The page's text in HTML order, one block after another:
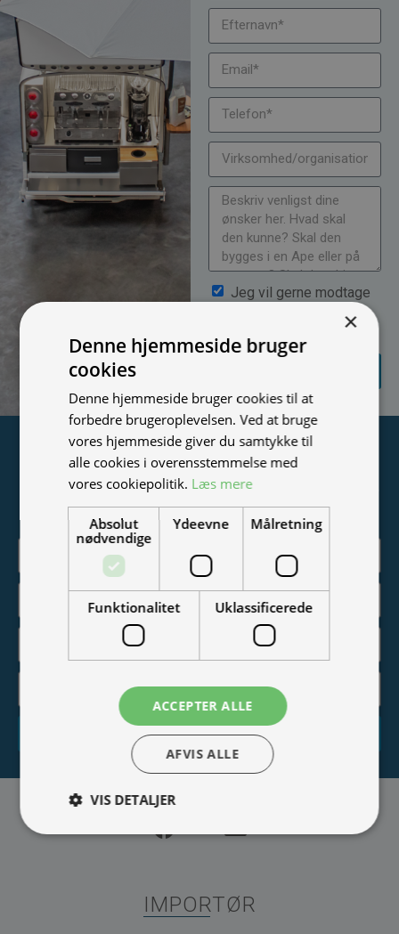
Jeg vil gerne modtage
nyheder på mail (bare rolig,
vi spammer ikke)
Tilmeld nyhedsmail
Vær blandt de første til at modtage info om nye produkter,
tilbud, events og udstillinger.
Tilmeld
IMPORTØR
×
Denne hjemmeside bruger
cookies
Denne hjemmeside bruger cookies til at
forbedre brugeroplevelsen. Ved at bruge
vores hjemmeside giver du samtykke til
alle cookies i overensstemmelse med
vores cookiepolitik. Læs mere
Absolut
nødvendige
Ydeevne Målretning
Funktionalitet Uklassificerede
ACCEPTER ALLE
AFVIS ALLE
VIS DETALJER